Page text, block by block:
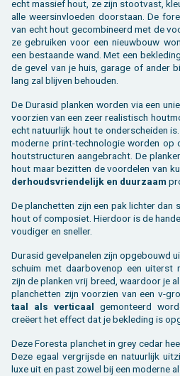
echt mas­sief hout, ze zijn stoot­vast,
alle weers­in­vloe­den door­staan. De
van echt hout ge­com­bi­neerd met de
ze ge­brui­ken voor een nieuw­bouw
een be­staan­de wand. Met een
de gevel van je huis, ga­ra­ge of ander
lang zal blij­ven be­hou­den.
De Du­ra­s­id plan­ken wor­den via een
voor­zien van een zeer re­a­lis­tisch
echt na­tuur­lijk hout te on­der­schei­den
mo­der­ne print-tech­no­lo­gie wor­den op
hout­struc­tu­ren aan­ge­bracht. De
hout maar be­zit­ten de voor­de­len van
der­houds­vrien­de­lijk en duur­zaam
De plan­chet­ten zijn een pak lich­ter dan
hout of com­po­siet. Hier­door is de
vou­di­ger en snel­ler.
Du­ra­s­id ge­vel­pa­ne­len zijn op­ge­bouwd
schuim met daar­bo­ven­op een ui­terst
zijn de plan­ken vrij breed, waar­door je
plan­chet­ten zijn voor­zien van een v-
taal als ver­ti­caal ge­mon­teerd
creëert het ef­fect dat je be­kle­ding is
Deze Fo­res­ta plan­chet in grey cedar
Deze egaal ver­grijs­de en na­tuur­lijk
luxe uit en past zowel bij een mo­der­ne